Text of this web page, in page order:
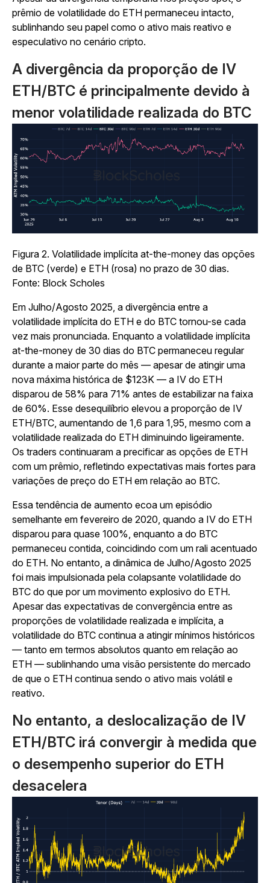
prêmio de volatilidade do ETH permaneceu intacto,
sublinhando seu papel como o ativo mais reativo e
especulativo no cenário cripto.
A divergência da proporção de IV
ETH/BTC é principalmente devido à
menor volatilidade realizada do BTC
Figura 2. Volatilidade implícita at-the-money das opções
de BTC (verde) e ETH (rosa) no prazo de 30 dias.
Fonte: Block Scholes
Em Julho/Agosto 2025, a divergência entre a
volatilidade implícita do ETH e do BTC tornou-se cada
vez mais pronunciada. Enquanto a volatilidade implícita
at-the-money de 30 dias do BTC permaneceu regular
durante a maior parte do mês — apesar de atingir uma
nova máxima histórica de $123K — a IV do ETH
disparou de 58% para 71% antes de estabilizar na faixa
de 60%. Esse desequilíbrio elevou a proporção de IV
ETH/BTC, aumentando de 1,6 para 1,95, mesmo com a
volatilidade realizada do ETH diminuindo ligeiramente.
Os traders continuaram a precificar as opções de ETH
com um prêmio, refletindo expectativas mais fortes para
variações de preço do ETH em relação ao BTC.
Essa tendência de aumento ecoa um episódio
semelhante em fevereiro de 2020, quando a IV do ETH
disparou para quase 100%, enquanto a do BTC
permaneceu contida, coincidindo com um rali acentuado
do ETH. No entanto, a dinâmica de Julho/Agosto 2025
foi mais impulsionada pela colapsante volatilidade do
BTC do que por um movimento explosivo do ETH.
Apesar das expectativas de convergência entre as
proporções de volatilidade realizada e implícita, a
volatilidade do BTC continua a atingir mínimos históricos
— tanto em termos absolutos quanto em relação ao
ETH — sublinhando uma visão persistente do mercado
de que o ETH continua sendo o ativo mais volátil e
reativo.
No entanto, a deslocalização de IV
ETH/BTC irá convergir à medida que
o desempenho superior do ETH
desacelera